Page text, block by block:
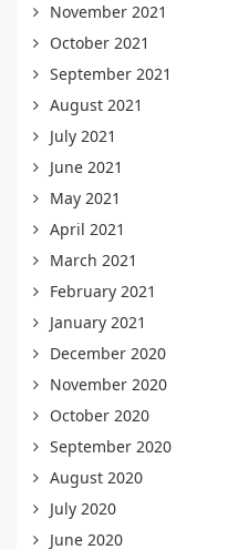
November 2021
October 2021
September 2021
August 2021
July 2021
June 2021
May 2021
April 2021
March 2021
February 2021
January 2021
December 2020
November 2020
October 2020
September 2020
August 2020
July 2020
June 2020